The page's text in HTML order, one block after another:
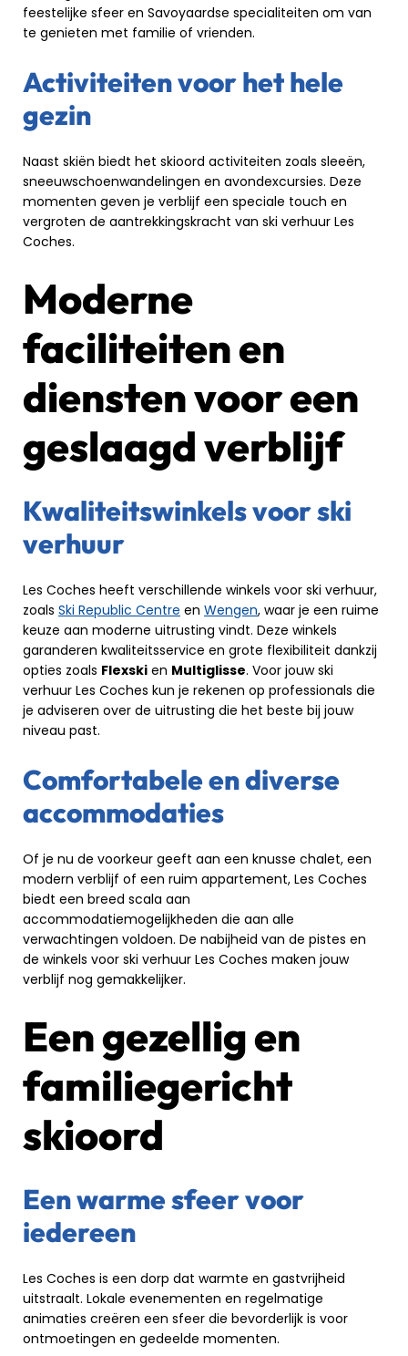
feestelijke sfeer en Savoyaardse specialiteiten om van
te genieten met familie of vrienden.
Activiteiten voor het hele
gezin
Naast skiën biedt het skioord activiteiten zoals sleeën,
sneeuwschoenwandelingen en avondexcursies. Deze
momenten geven je verblijf een speciale touch en
vergroten de aantrekkingskracht van ski verhuur Les
Coches.
Moderne
faciliteiten en
diensten voor een
geslaagd verblijf
Kwaliteitswinkels voor ski
verhuur
Les Coches heeft verschillende winkels voor ski verhuur,
zoals Ski Republic Centre en Wengen, waar je een ruime
keuze aan moderne uitrusting vindt. Deze winkels
garanderen kwaliteitsservice en grote flexibiliteit dankzij
opties zoals Flexski en Multiglisse. Voor jouw ski
verhuur Les Coches kun je rekenen op professionals die
je adviseren over de uitrusting die het beste bij jouw
niveau past.
Comfortabele en diverse
accommodaties
Of je nu de voorkeur geeft aan een knusse chalet, een
modern verblijf of een ruim appartement, Les Coches
biedt een breed scala aan
accommodatiemogelijkheden die aan alle
verwachtingen voldoen. De nabijheid van de pistes en
de winkels voor ski verhuur Les Coches maken jouw
verblijf nog gemakkelijker.
Een gezellig en
familiegericht
skioord
Een warme sfeer voor
iedereen
Les Coches is een dorp dat warmte en gastvrijheid
uitstraalt. Lokale evenementen en regelmatige
animaties creëren een sfeer die bevorderlijk is voor
ontmoetingen en gedeelde momenten.